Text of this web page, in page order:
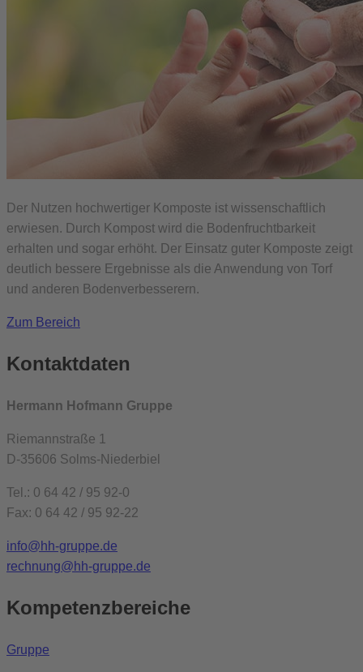
Der Nutzen hochwertiger Komposte ist wissenschaftlich
erwiesen. Durch Kompost wird die Bodenfruchtbarkeit
erhalten und sogar erhöht. Der Einsatz guter Komposte zeigt
deutlich bessere Ergebnisse als die Anwendung von Torf
und anderen Bodenverbesserern.
Zum Bereich
Kontaktdaten
Hermann Hofmann Gruppe
Riemannstraße 1
D-35606 Solms-Niederbiel
Tel.: 0 64 42 / 95 92-0
Fax: 0 64 42 / 95 92-22
info@hh-gruppe.de
rechnung@hh-gruppe.de
Kompetenzbereiche
Gruppe